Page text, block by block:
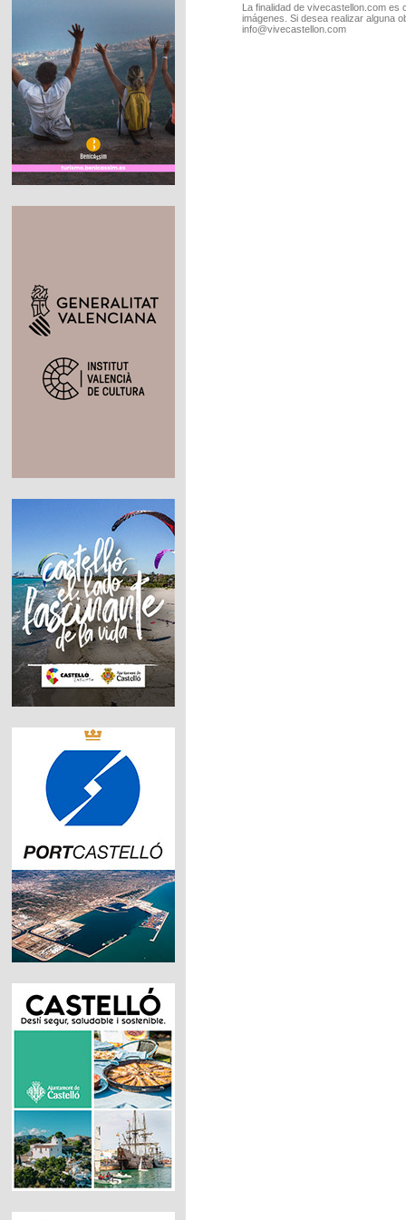
La finalidad de vivecastellon.com
imágenes. Si desea realizar alguna
info@vivecastellon.com